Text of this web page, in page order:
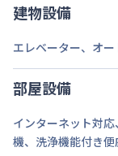
建物設備
エレベーター、 オ
部屋設備
インターネット対応、
機、 洗浄機能付き便